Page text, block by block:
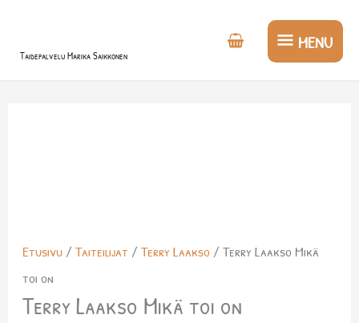
Taidepalvelu Marika Saikkonen
MENU
MENU
Etusivu/ Taiteilijat / Terry Laakso/ Terry Laakso Mikä
toi on
Terry Laakso Mikä toi on